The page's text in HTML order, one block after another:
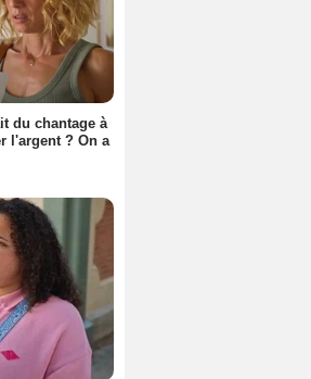
du chantage à
l'argent ? On a